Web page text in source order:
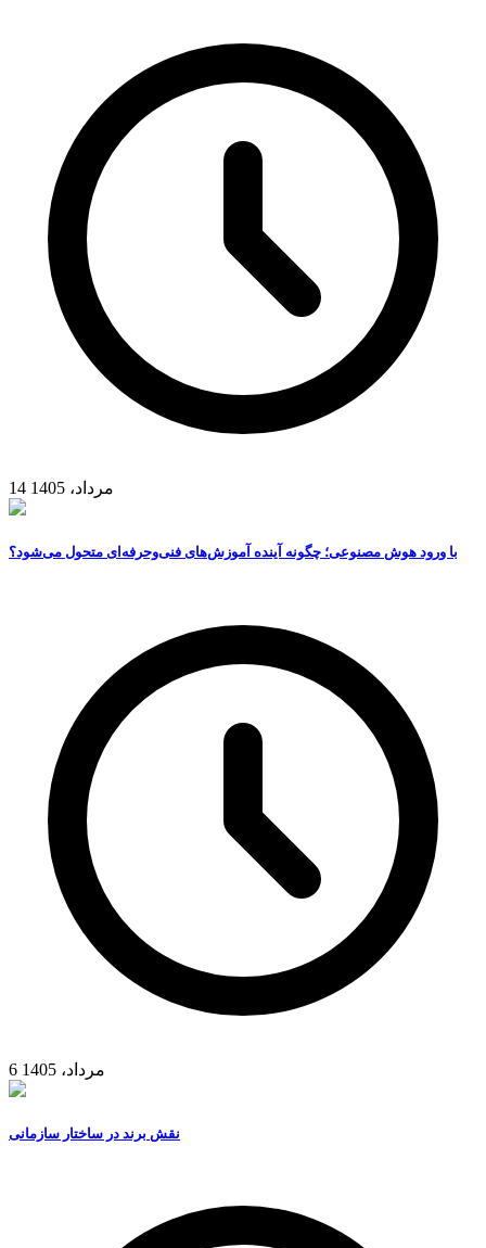
14 مرداد، 1405
با ورود هوش مصنوعی؛ چگونه آینده آموزش‌های فنی‌وحرفه‌ای متحول می‌شود؟
6 مرداد، 1405
نقش برند در ساختار سازمانی